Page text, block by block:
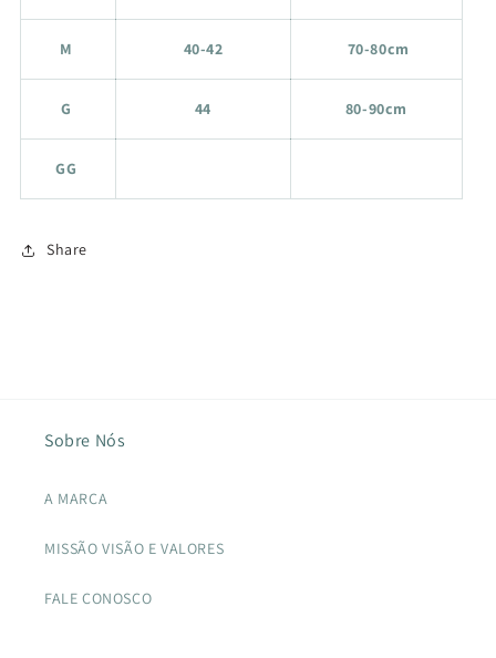
M 40-42 70-80cm
G 44 80-90cm
GG
Share
Sobre Nós
A MARCA
MISSÃO VISÃO E VALORES
FALE CONOSCO